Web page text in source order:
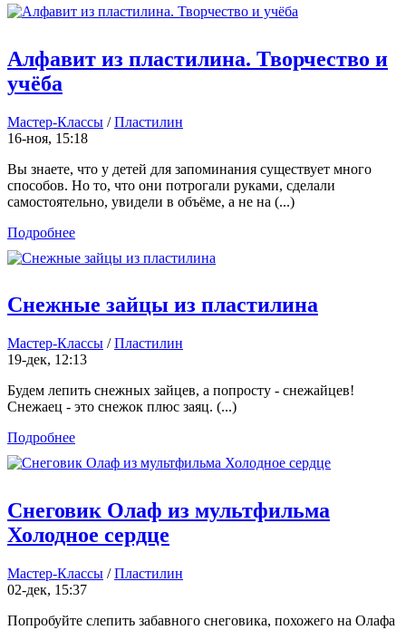
Алфавит из пластилина. Творчество и
учёба
Мастер-Классы /Пластилин
16-ноя, 15:18
Вы знаете, что у детей для запоминания существует много
способов. Но то, что они потрогали руками, сделали
самостоятельно, увидели в объёме, а не на (...)
Подробнее
Снежные зайцы из пластилина
Мастер-Классы /Пластилин
19-дек, 12:13
Будем лепить снежных зайцев, а попросту - снежайцев!
Снежаец - это снежок плюс заяц. (...)
Подробнее
Снеговик Олаф из мультфильма
Холодное сердце
Мастер-Классы /Пластилин
02-дек, 15:37
Попробуйте слепить забавного снеговика, похожего на Олафа